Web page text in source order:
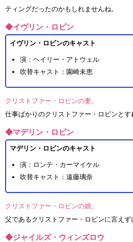
ティングだったのかもしれませんね。
◆イヴリン・ロビン
イヴリン・ロビンのキャスト
演：ヘイリー・アトウェル
吹替キャスト：園崎未恵
クリストファー・ロビンの妻。
仕事ばかりのクリストファー・ロビンとす
◆マデリン・ロビン
マデリン・ロビンのキャスト
演：ロンテ・カーマイケル
吹替キャスト：遠藤璃奈
クリストファー・ロビンの娘。
父であるクリストファー・ロビンに言え
◆ジャイルズ・ウィンズロウ